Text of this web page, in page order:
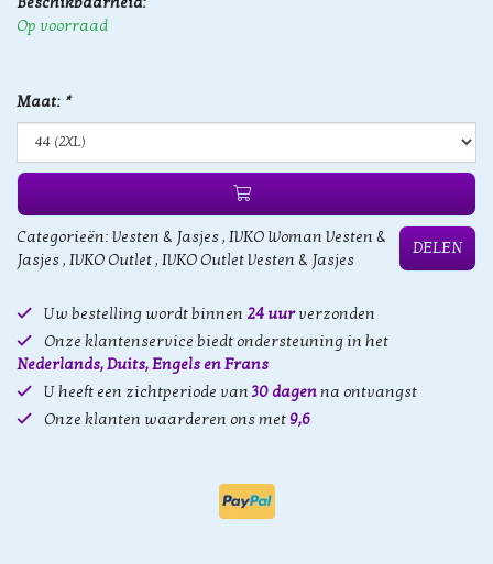
Op voorraad
Maat: *
Categorieën: Vesten & Jasjes, IVKO Woman Vesten &
Jasjes, IVKO Outlet, IVKO Outlet Vesten & Jasjes
DELEN
Uw bestelling wordt binnen 24 uurverzonden
Onze klantenservice biedt ondersteuning in het
Nederlands, Duits, Engels en Frans
U heeft een zichtperiode van30 dagenna ontvangst
Onze klanten waarderen ons met 9,6